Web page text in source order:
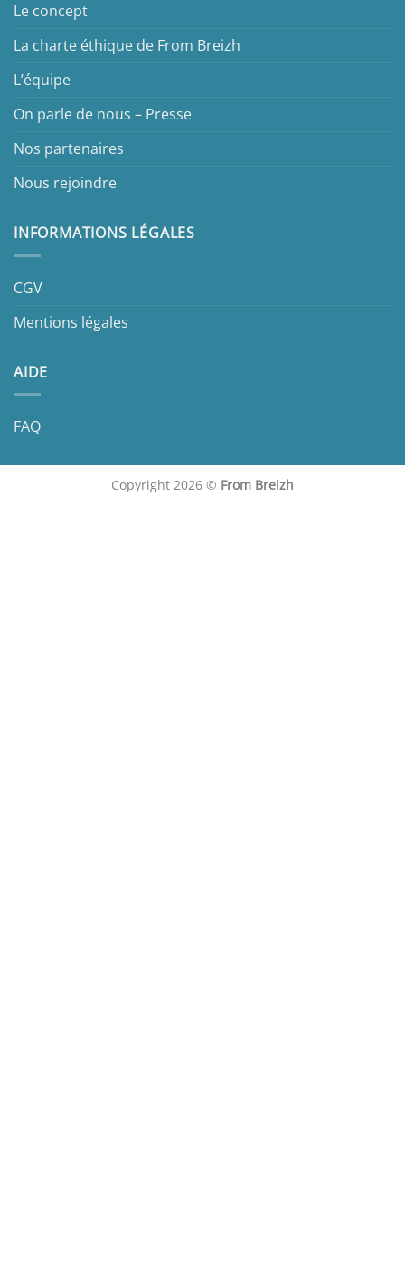
Le concept
La charte éthique de From Breizh
L’équipe
On parle de nous – Presse
Nos partenaires
Nous rejoindre
INFORMATIONS LÉGALES
CGV
Mentions légales
AIDE
FAQ
Copyright 2026 © From Breizh